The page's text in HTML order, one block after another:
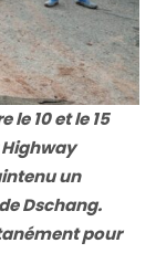
10 et le 15
un
Dschang.
pour